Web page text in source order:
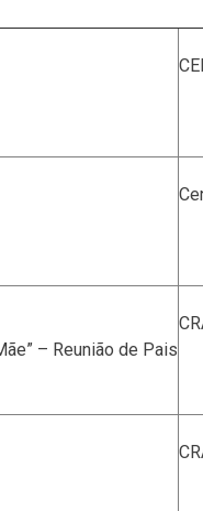
– Reunião de Pais